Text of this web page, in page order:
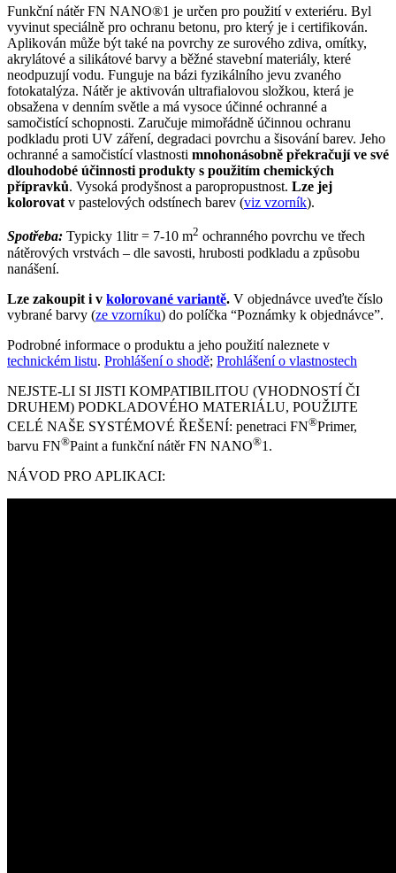
Funkční nátěr FN NANO®1 je určen pro použití v exteriéru. Byl
vyvinut speciálně pro ochranu betonu, pro který je i certifikován.
Aplikován může být také na povrchy ze surového zdiva, omítky,
akrylátové a silikátové barvy a běžné stavební materiály, které
neodpuzují vodu. Funguje na bázi fyzikálního jevu zvaného
fotokatalýza. Nátěr je aktivován ultrafialovou složkou, která je
obsažena v denním světle a má vysoce účinné ochranné a
samočistící schopnosti. Zaručuje mimořádně účinnou ochranu
podkladu proti UV záření, degradaci povrchu a šisování barev. Jeho
ochranné a samočistící vlastnosti mnohonásobně překračují ve své
dlouhodobé účinnosti produkty s použitím chemických
přípravků. Vysoká prodyšnost a paropropustnost. Lze jej
kolorovat v pastelových odstínech barev (viz vzorník).
Spotřeba: Typicky 1litr = 7-10 m2 ochranného povrchu ve třech
nátěrových vrstvách – dle savosti, hrubosti podkladu a způsobu
nanášení.
Lze zakoupit i v kolorované variantě. V objednávce uveďte číslo
vybrané barvy (ze vzorníku) do políčka “Poznámky k objednávce”.
Podrobné informace o produktu a jeho použití naleznete v
technickém listu. Prohlášení o shodě; Prohlášení o vlastnostech
NEJSTE-LI SI JISTI KOMPATIBILITOU (VHODNOSTÍ ČI
DRUHEM) PODKLADOVÉHO MATERIÁLU, POUŽIJTE
CELÉ NAŠE SYSTÉMOVÉ ŘEŠENÍ: penetraci FN®Primer,
barvu FN®Paint a funkční nátěr FN NANO®1.
NÁVOD PRO APLIKACI: